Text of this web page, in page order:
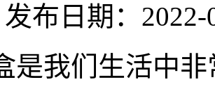
发布日期：2022-
是我们生活中